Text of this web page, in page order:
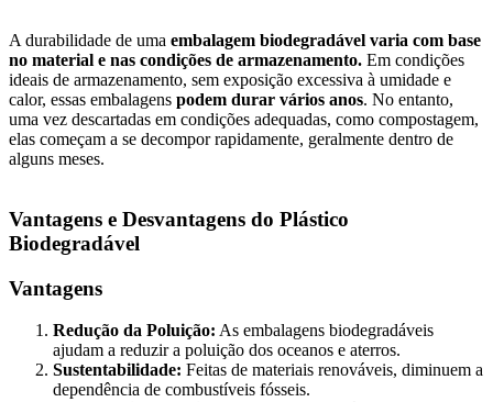
A durabilidade de uma embalagem biodegradável varia com base
no material e nas condições de armazenamento. Em condições
ideais de armazenamento, sem exposição excessiva à umidade e
calor, essas embalagens podem durar vários anos. No entanto,
uma vez descartadas em condições adequadas, como compostagem,
elas começam a se decompor rapidamente, geralmente dentro de
alguns meses.
Vantagens e Desvantagens do Plástico
Biodegradável
Vantagens
Redução da Poluição: As embalagens biodegradáveis
ajudam a reduzir a poluição dos oceanos e aterros.
Sustentabilidade: Feitas de materiais renováveis, diminuem a
dependência de combustíveis fósseis.